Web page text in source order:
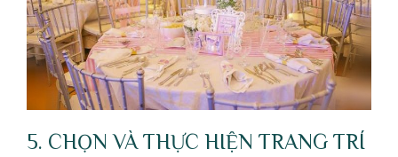
5. CHỌN VÀ THỰC HIỆN TRANG TRÍ